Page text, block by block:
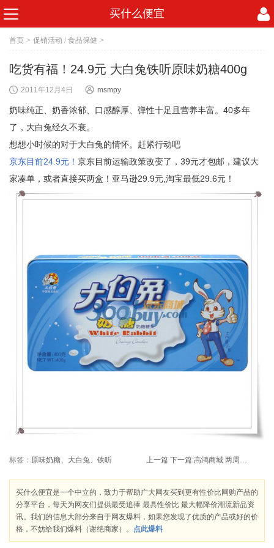
买什么便宜
首页 > 促销活动 / 食品保健 >
吃货有福！24.9元 大白兔铁听原味奶糖400g
2011年12月4日 msmpy
奶味纯正、奶香浓郁、口感醇厚、弹性十足且营养丰富。40多年
了，大白兔经久不衰。
想想小时候的对于大白兔的情怀。赶紧行动吧
京东目前24.9元！ 京东目前运输政策改变了，39元才包邮，建议大
家凑单，或者直接买两盒！亚马逊29.9元,淘宝最低29.6元！
标签： 原味奶糖、 大白兔、 铁听 上一篇 下一篇: 高鸿商城 两周年庆 购物返鸿卡 12月5~11日
买什么便宜是一个中立的，致力于帮助广大网友买到更有性价比网购产品的
分享平台，每天为网友们提供最受追捧 最具性价比 最大幅降价潮流新品资
讯。我们的信息大部分来自于网友爆料，如果您发现了优质的产品或好的价
格，不妨给我们爆料（谢绝商家）。 点此爆料